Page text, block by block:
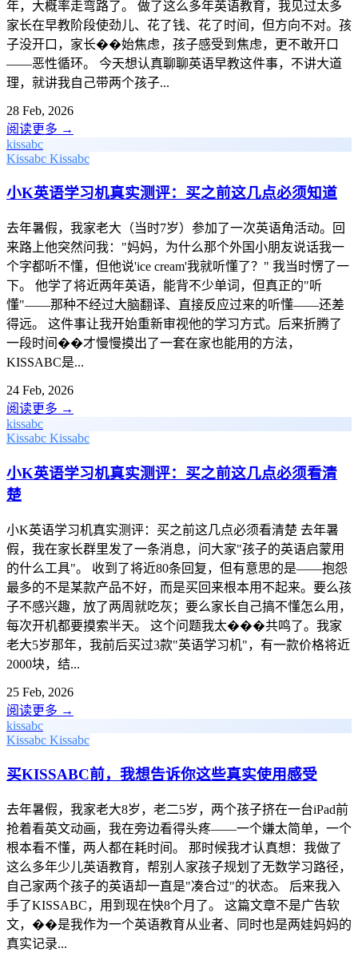
年，大概率走弯路了。 做了这么多年英语教育，我见过太多
家长在早教阶段使劲儿、花了钱、花了时间，但方向不对。孩
子没开口，家长��始焦虑，孩子感受到焦虑，更不敢开口
——恶性循环。 今天想认真聊聊英语早教这件事，不讲大道
理，就讲我自己带两个孩子...
28 Feb, 2026
阅读更多 →
kissabc
Kissabc Kissabc
小K英语学习机真实测评：买之前这几点必须知道
去年暑假，我家老大（当时7岁）参加了一次英语角活动。回
来路上他突然问我："妈妈，为什么那个外国小朋友说话我一
个字都听不懂，但他说'ice cream'我就听懂了？" 我当时愣了一
下。 他学了将近两年英语，能背不少单词，但真正的"听
懂"——那种不经过大脑翻译、直接反应过来的听懂——还差
得远。 这件事让我开始重新审视他的学习方式。后来折腾了
一段时间��才慢慢摸出了一套在家也能用的方法，
KISSABC是...
24 Feb, 2026
阅读更多 →
kissabc
Kissabc Kissabc
小K英语学习机真实测评：买之前这几点必须看清
楚
小K英语学习机真实测评：买之前这几点必须看清楚 去年暑
假，我在家长群里发了一条消息，问大家"孩子的英语启蒙用
的什么工具"。 收到了将近80条回复，但有意思的是——抱怨
最多的不是某款产品不好，而是买回来根本用不起来。要么孩
子不感兴趣，放了两周就吃灰；要么家长自己搞不懂怎么用，
每次开机都要摸索半天。 这个问题我太���共鸣了。我家
老大5岁那年，我前后买过3款"英语学习机"，有一款价格将近
2000块，结...
25 Feb, 2026
阅读更多 →
kissabc
Kissabc Kissabc
买KISSABC前，我想告诉你这些真实使用感受
去年暑假，我家老大8岁，老二5岁，两个孩子挤在一台iPad前
抢着看英文动画，我在旁边看得头疼——一个嫌太简单，一个
根本看不懂，两人都在耗时间。 那时候我才认真想：我做了
这么多年少儿英语教育，帮别人家孩子规划了无数学习路径，
自己家两个孩子的英语却一直是"凑合过"的状态。 后来我入
手了KISSABC，用到现在快8个月了。 这篇文章不是广告软
文，��是我作为一个英语教育从业者、同时也是两娃妈妈的
真实记录...